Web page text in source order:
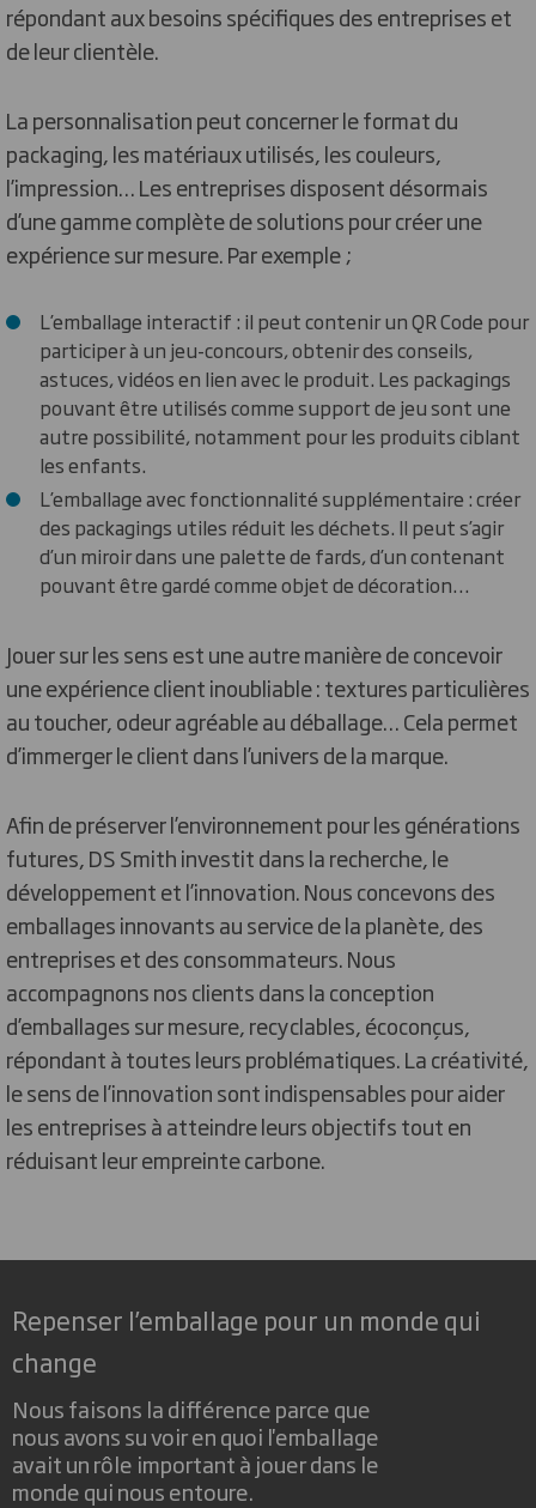
répondant aux besoins spécifiques des entreprises et
de leur clientèle.
La personnalisation peut concerner le format du
packaging, les matériaux utilisés, les couleurs,
l’impression… Les entreprises disposent désormais
d’une gamme complète de solutions pour créer une
expérience sur mesure. Par exemple ;
L’emballage interactif : il peut contenir un QR Code pour
participer à un jeu-concours, obtenir des conseils,
astuces, vidéos en lien avec le produit. Les packagings
pouvant être utilisés comme support de jeu sont une
autre possibilité, notamment pour les produits ciblant
les enfants.
L’emballage avec fonctionnalité supplémentaire : créer
des packagings utiles réduit les déchets. Il peut s’agir
d’un miroir dans une palette de fards, d’un contenant
pouvant être gardé comme objet de décoration…
Jouer sur les sens est une autre manière de concevoir
une expérience client inoubliable : textures particulières
au toucher, odeur agréable au déballage… Cela permet
d’immerger le client dans l’univers de la marque.
Afin de préserver l’environnement pour les générations
futures, DS Smith investit dans la recherche, le
développement et l’innovation. Nous concevons des
emballages innovants au service de la planète, des
entreprises et des consommateurs. Nous
accompagnons nos clients dans la conception
d’emballages sur mesure, recyclables, écoconçus,
répondant à toutes leurs problématiques. La créativité,
le sens de l’innovation sont indispensables pour aider
les entreprises à atteindre leurs objectifs tout en
réduisant leur empreinte carbone.
Repenser l’emballage pour un monde qui
change
Nous faisons la différence parce que
nous avons su voir en quoi l'emballage
avait un rôle important à jouer dans le
monde qui nous entoure.